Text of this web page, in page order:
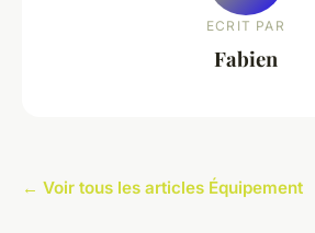
ECRIT PAR
Fabien
← Voir tous les articles Équipement